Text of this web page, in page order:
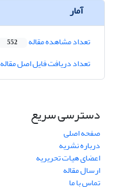
آمار
تعداد مشاهده مقاله 552
تعداد دریافت فایل اصل مقاله
دسترسی سریع
صفحه اصلی
درباره نشریه
اعضای هیات تحریریه
ارسال مقاله
تماس با ما